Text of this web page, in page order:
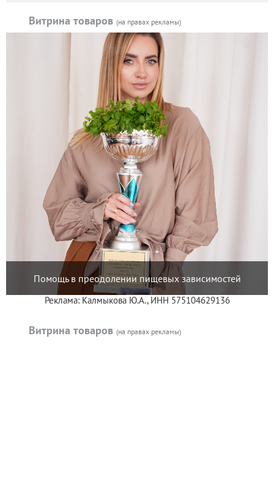
Витрина товаров (на правах рекламы)
Помощь в преодолении пищевых зависимостей
Реклама: Калмыкова Ю.А., ИНН 575104629136
Витрина товаров (на правах рекламы)